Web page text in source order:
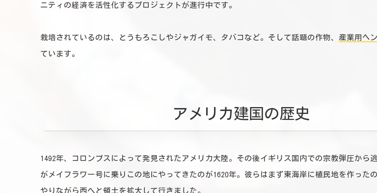
ニティの経済を活性化するプロジェクトが進行中です。
栽培されているのは、とうもろこしやジャガイモ、タバコなど。そして話題の作物、 産業用ヘ
ています。
アメリカ建国の歴史
1492年、コロンブスによって発見されたアメリカ大陸。その後イギリス国内での宗教弾圧から
がメイフラワー号に乗りこの地にやってきたのが1620年。彼らはまず東海岸に植民地を作った
やりながら西へと領土を拡大して行きました。